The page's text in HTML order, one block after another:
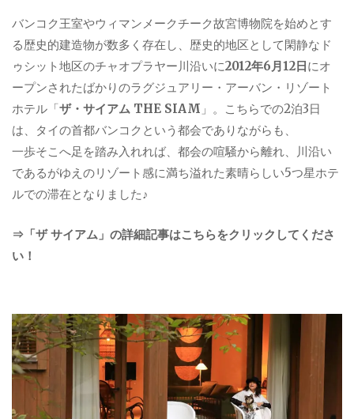
バンコク王室やウィマンメークチーク故宮博物院を始めとす
る歴史的建造物が数多く存在し、歴史的地区として閑静なド
ゥシット地区のチャオプラヤー川沿いに2012年6月12日にオ
ープンされたばかりのラグジュアリー・アーバン・リゾート
ホテル「ザ・サイアム THE SIAM 」。こちらでの2泊3日
は、タイの首都バンコクという都会でありながらも、
一歩そこへ足を踏み入れれば、都会の喧騒から離れ、川沿い
であるがゆえのリゾート感に満ち溢れた素晴らしい5つ星ホテ
ルでの滞在となりました♪
⇒「ザ サイアム」の詳細記事はこちらをクリックしてくださ
い！